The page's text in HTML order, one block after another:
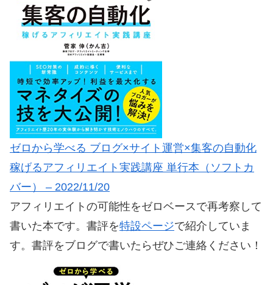
ゼロから学べる ブログ×サイト運営×集客の自動化
稼げるアフィリエイト実践講座 単行本（ソフトカ
バー） – 2022/11/20
アフィリエイトの可能性をゼロベースで再考察して
書いた本です。書評を特設ページで紹介していま
す。書評をブログで書いたらぜひご連絡ください！